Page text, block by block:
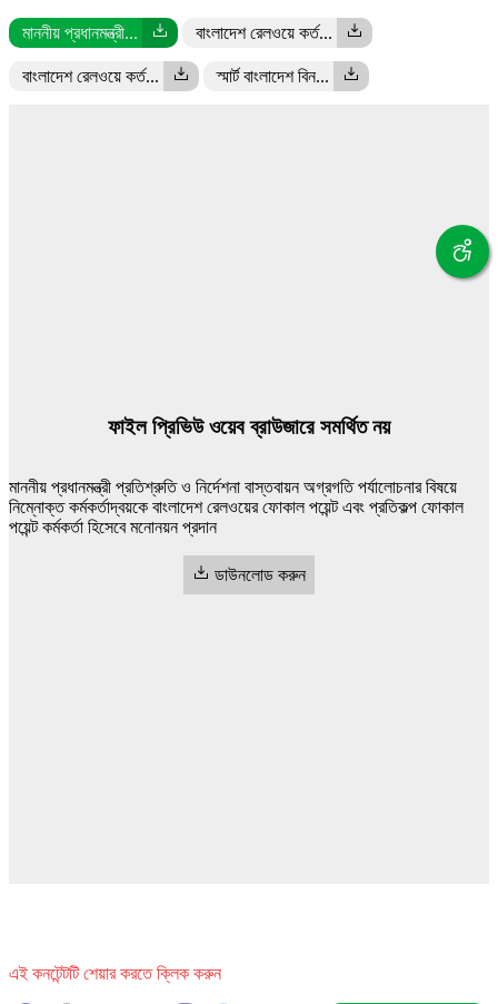
মাননীয় প্রধানমন্ত্রী... বাংলাদেশ রেলওয়ে কর্ত...
বাংলাদেশ রেলওয়ে কর্ত... স্মার্ট বাংলাদেশ বিন...
ফাইল প্রিভিউ ওয়েব ব্রাউজারে সমর্থিত নয়
মাননীয় প্রধানমন্ত্রী প্রতিশ্রুতি ও নির্দেশনা বাস্তবায়ন অগ্রগতি পর্যালোচনার বিষয়ে
নিম্নোক্ত কর্মকর্তাদ্বয়কে বাংলাদেশ রেলওয়ের ফোকাল পয়েন্ট এবং প্রতিকল্প ফোকাল
পয়েন্ট কর্মকর্তা হিসেবে মনোনয়ন প্রদান
ডাউনলোড করুন
এই কনটেন্টটি শেয়ার করতে ক্লিক করুন